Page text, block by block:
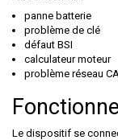
panne batterie
problème de clé
défaut BSI
calculateur moteur
problème réseau
Le dispositif se